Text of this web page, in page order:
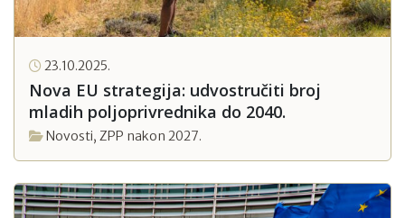
23.10.2025.
Nova EU strategija: udvostručiti broj
mladih poljoprivrednika do 2040.
Novosti, ZPP nakon 2027.